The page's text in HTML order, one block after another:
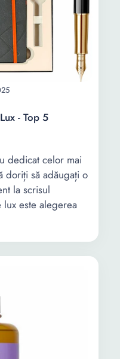
- Top 5
dedicat celor mai
doriți să adăugați o
la scrisul
lux este alegerea